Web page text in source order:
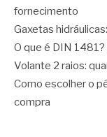
fornecimento
Gaxetas
O que é DIN
Volante 2 raios:
Como escolher o
compra